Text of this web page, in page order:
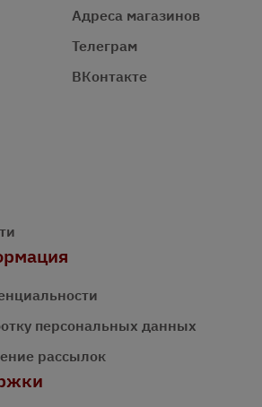
Адреса магазинов
Телеграм
ВКонтакте
персональных данных
рассылок